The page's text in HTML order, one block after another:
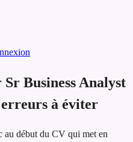
Sr Business Analyst
erreurs à éviter
au début du CV qui met en